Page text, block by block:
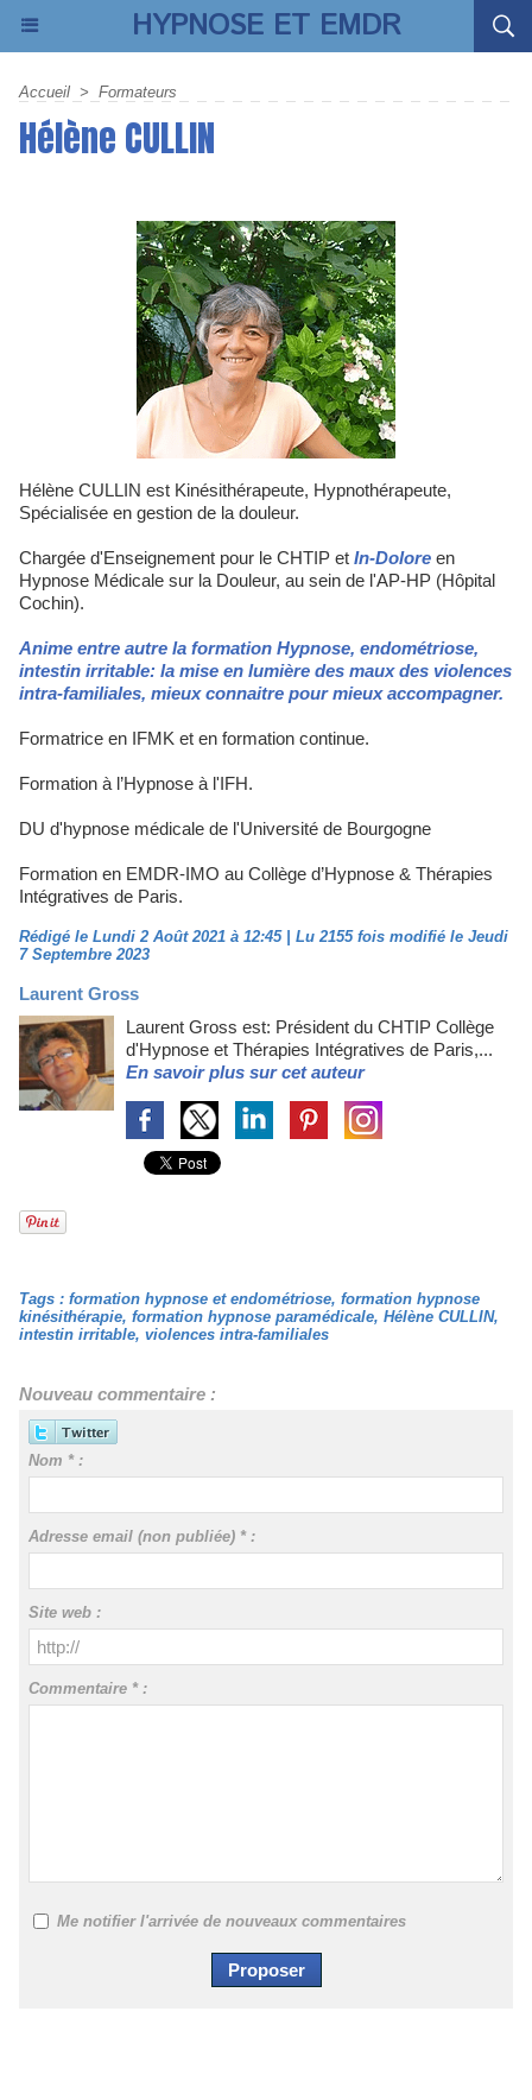
HYPNOSE ET EMDR
Accueil > Formateurs
Hélène CULLIN
Hélène CULLIN est Kinésithérapeute, Hypnothérapeute,
Spécialisée en gestion de la douleur.
Chargée d'Enseignement pour le CHTIP et In-Dolore en
Hypnose Médicale sur la Douleur, au sein de l'AP-HP (Hôpital
Cochin).
Anime entre autre la formation Hypnose, endométriose,
intestin irritable: la mise en lumière des maux des violences
intra-familiales, mieux connaitre pour mieux accompagner.
Formatrice en IFMK et en formation continue.
Formation à l’Hypnose à l'IFH.
DU d'hypnose médicale de l'Université de Bourgogne
Formation en EMDR-IMO au Collège d’Hypnose & Thérapies
Intégratives de Paris.
Rédigé le Lundi 2 Août 2021 à 12:45 | Lu 2155 fois modifié le Jeudi
7 Septembre 2023
Laurent Gross
Laurent Gross est: Président du CHTIP Collège
d'Hypnose et Thérapies Intégratives de Paris,...
En savoir plus sur cet auteur
Tags : formation hypnose et endométriose, formation hypnose
kinésithérapie, formation hypnose paramédicale, Hélène CULLIN,
intestin irritable, violences intra-familiales
Nouveau commentaire :
Nom * :
Adresse email (non publiée) * :
Site web :
Commentaire * :
Me notifier l'arrivée de nouveaux commentaires